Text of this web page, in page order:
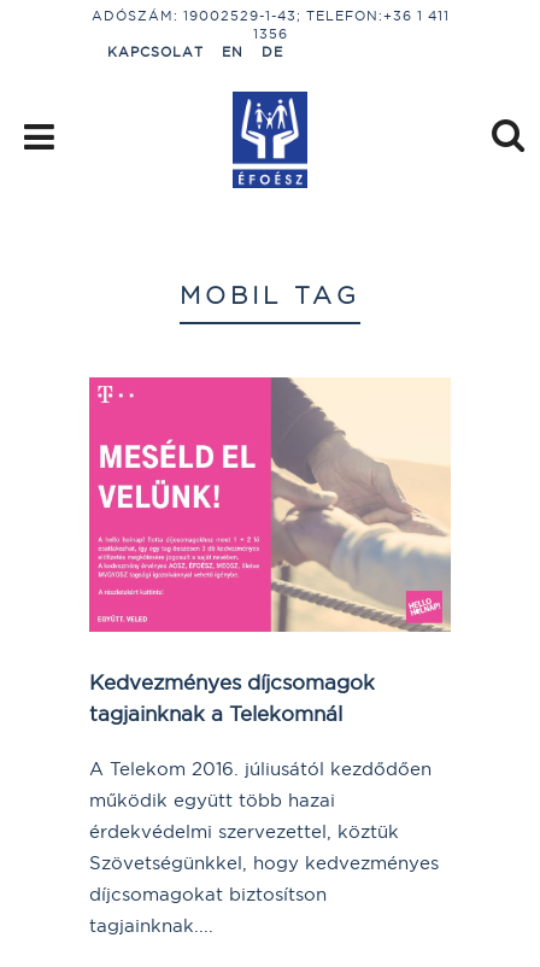
ADÓSZÁM: 19002529-1-43; TELEFON:+36 1 411
1356
KAPCSOLAT
EN DE
MOBIL TAG
Kedvezményes díjcsomagok
tagjainknak a Telekomnál
A Telekom 2016. júliusától kezdődően
működik együtt több hazai
érdekvédelmi szervezettel, köztük
Szövetségünkkel, hogy kedvezményes
díjcsomagokat biztosítson
tagjainknak....